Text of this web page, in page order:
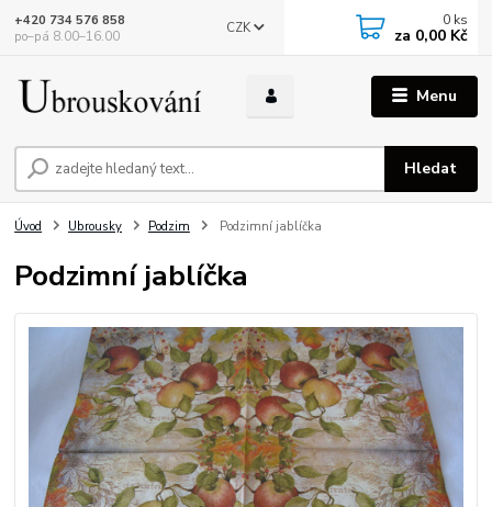
Menu
CZK
Hledat
+420 734 576 858
po–pá 8.00–16.00
0 ks
za 0,00 Kč
Úvod Ubrousky Podzim Podzimní jablíčka
Podzimní jablíčka